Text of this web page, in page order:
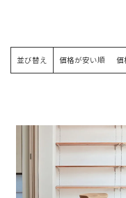
並び替え 価格が安い順 価